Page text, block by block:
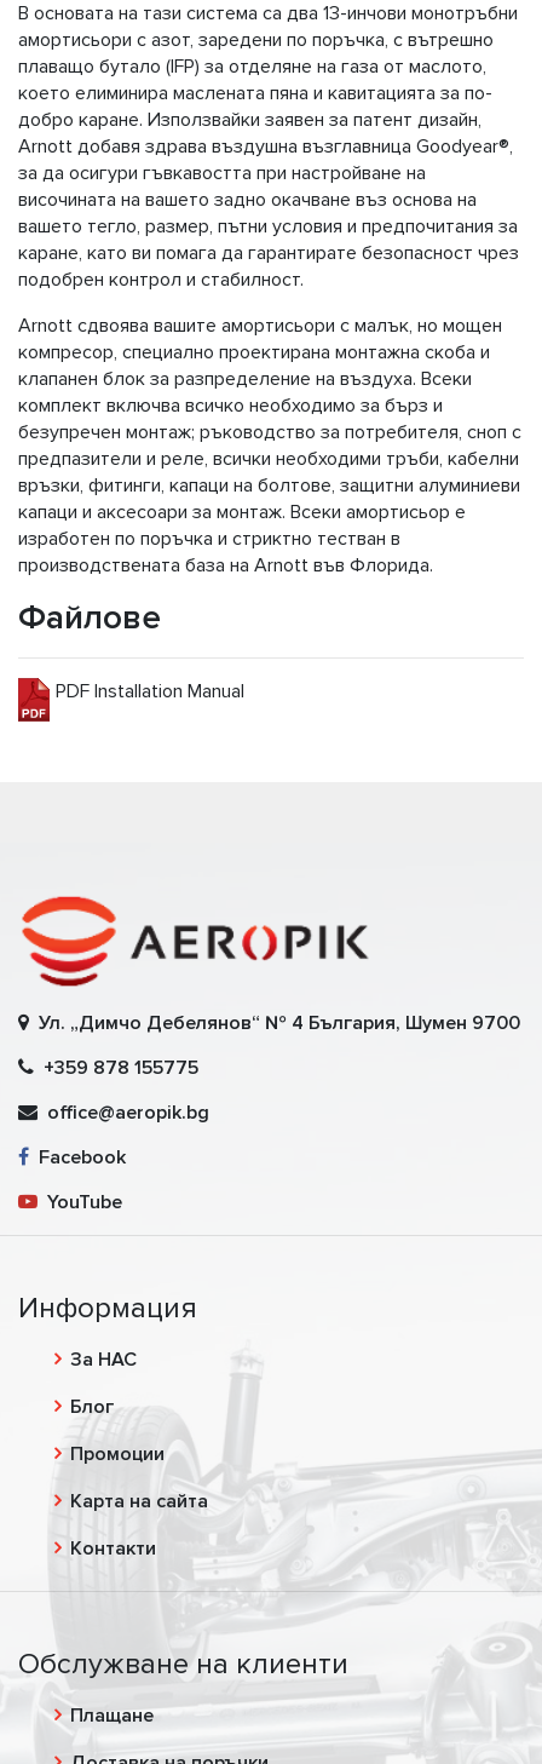
В основата на тази система са два 13-инчови монотръбни
амортисьори с азот, заредени по поръчка, с вътрешно
плаващо бутало (IFP) за отделяне на газа от маслото,
което елиминира маслената пяна и кавитацията за по-
добро каране. Използвайки заявен за патент дизайн,
Arnott добавя здрава въздушна възглавница Goodyear®,
за да осигури гъвкавостта при настройване на
височината на вашето задно окачване въз основа на
вашето тегло, размер, пътни условия и предпочитания за
каране, като ви помага да гарантирате безопасност чрез
подобрен контрол и стабилност.
Arnott сдвоява вашите амортисьори с малък, но мощен
компресор, специално проектирана монтажна скоба и
клапанен блок за разпределение на въздуха. Всеки
комплект включва всичко необходимо за бърз и
безупречен монтаж; ръководство за потребителя, сноп с
предпазители и реле, всички необходими тръби, кабелни
връзки, фитинги, капаци на болтове, защитни алуминиеви
капаци и аксесоари за монтаж. Всеки амортисьор е
изработен по поръчка и стриктно тестван в
производствената база на Arnott във Флорида.
Файлове
PDF Installation Manual
Ул. „Димчо Дебелянов“ № 4 България, Шумен 9700
+359 878 155775
office@aeropik.bg
Facebook
YouTube
Информация
За НАС
Блог
Промоции
Карта на сайта
Контакти
Обслужване на клиенти
Плащане